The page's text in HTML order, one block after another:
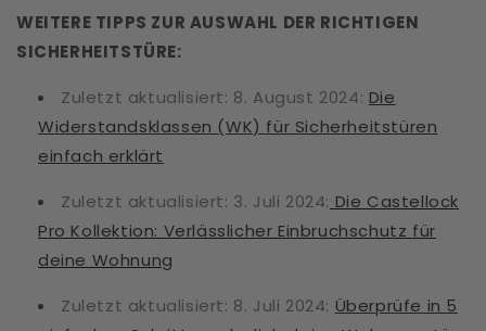
WEITERE TIPPS ZUR AUSWAHL DER RICHTIGEN
SICHERHEITSTÜRE:
Zuletzt aktualisiert: 8. August 2024: Die
Widerstandsklassen (WK) für Sicherheitstüren
einfach erklärt
Zuletzt aktualisiert: 3. Juli 2024: Die Castellock
Pro Kollektion: Verlässlicher Einbruchschutz für
deine Wohnung
Zuletzt aktualisiert: 8. Juli 2024: Überprüfe in 5